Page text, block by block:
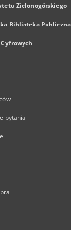
Zielonogórskiego
Biblioteka Publiczna
pytania